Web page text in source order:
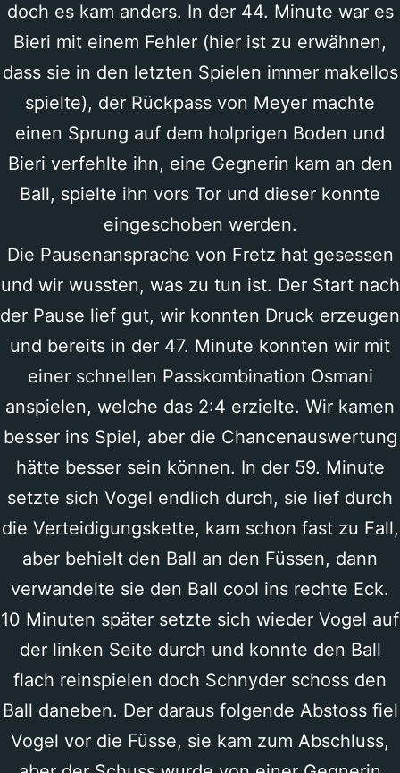
doch es kam anders. In der 44. Minute war es
Bieri mit einem Fehler (hier ist zu erwähnen,
dass sie in den letzten Spielen immer makellos
spielte), der Rückpass von Meyer machte
einen Sprung auf dem holprigen Boden und
Bieri verfehlte ihn, eine Gegnerin kam an den
Ball, spielte ihn vors Tor und dieser konnte
eingeschoben werden.
Die Pausenansprache von Fretz hat gesessen
und wir wussten, was zu tun ist. Der Start nach
der Pause lief gut, wir konnten Druck erzeugen
und bereits in der 47. Minute konnten wir mit
einer schnellen Passkombination Osmani
anspielen, welche das 2:4 erzielte. Wir kamen
besser ins Spiel, aber die Chancenauswertung
hätte besser sein können. In der 59. Minute
setzte sich Vogel endlich durch, sie lief durch
die Verteidigungskette, kam schon fast zu Fall,
aber behielt den Ball an den Füssen, dann
verwandelte sie den Ball cool ins rechte Eck.
10 Minuten später setzte sich wieder Vogel auf
der linken Seite durch und konnte den Ball
flach reinspielen doch Schnyder schoss den
Ball daneben. Der daraus folgende Abstoss fiel
Vogel vor die Füsse, sie kam zum Abschluss,